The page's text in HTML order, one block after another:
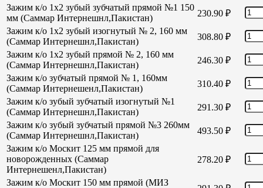
Зажим к/о 1х2 зубый зубчатый прямой №1 150
мм (Саммар Интернешнл,Пакистан)
230.90 ₽
Зажим к/о 1х2 зубый изогнутый № 2, 160 мм
(Саммар Интернешнл,Пакистан)
308.80 ₽
Зажим к/о 1х2 зубый прямой № 2, 160 мм
(Саммар Интернешнл,Пакистан)
246.30 ₽
Зажим к/о зубчатый прямой № 1, 160мм
(Саммар Интернешенл,Пакистан)
310.40 ₽
Зажим к/о зубый зубчатый изогнутый №1
(Саммар Интернешнл,Пакистан)
291.30 ₽
Зажим к/о зубый зубчатый прямой №3 260мм
(Саммар Интернешнл,Пакистан)
493.50 ₽
Зажим к/о Москит 125 мм прямой для
новорожденных (Саммар
Интернешенл,Пакистан)
278.20 ₽
Зажим к/о Москит 150 мм прямой (МИЗ